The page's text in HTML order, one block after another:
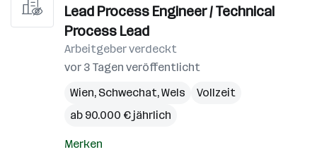
Lead Process Engineer / Technical
Process Lead
Arbeitgeber verdeckt
vor 3 Tagen veröffentlicht
Wien, Schwechat,Wels
Vollzeit
ab 90.000 € jährlich
Merken